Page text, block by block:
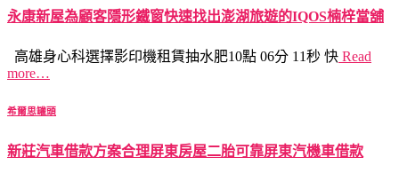
永康新屋為顧客隱形鐵窗快速找出澎湖旅遊的IQOS楠梓當舖
高雄身心科選擇影印機租賃抽水肥10點 06分 11秒 快 Read
more…
希爾思罐頭
新莊汽車借款方案合理屏東房屋二胎可靠屏東汽機車借款